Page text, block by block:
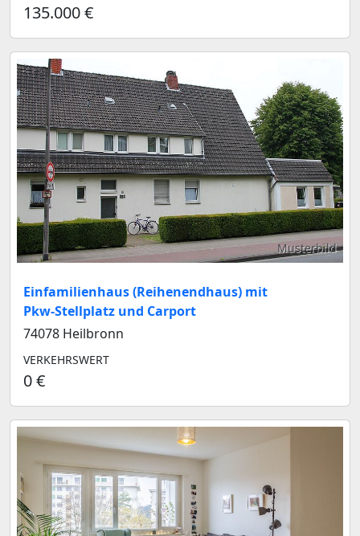
135.000 €
Musterbild
Einfamilienhaus (Reihenendhaus) mit
Pkw-Stellplatz und Carport
74078 Heilbronn
VERKEHRSWERT
0 €